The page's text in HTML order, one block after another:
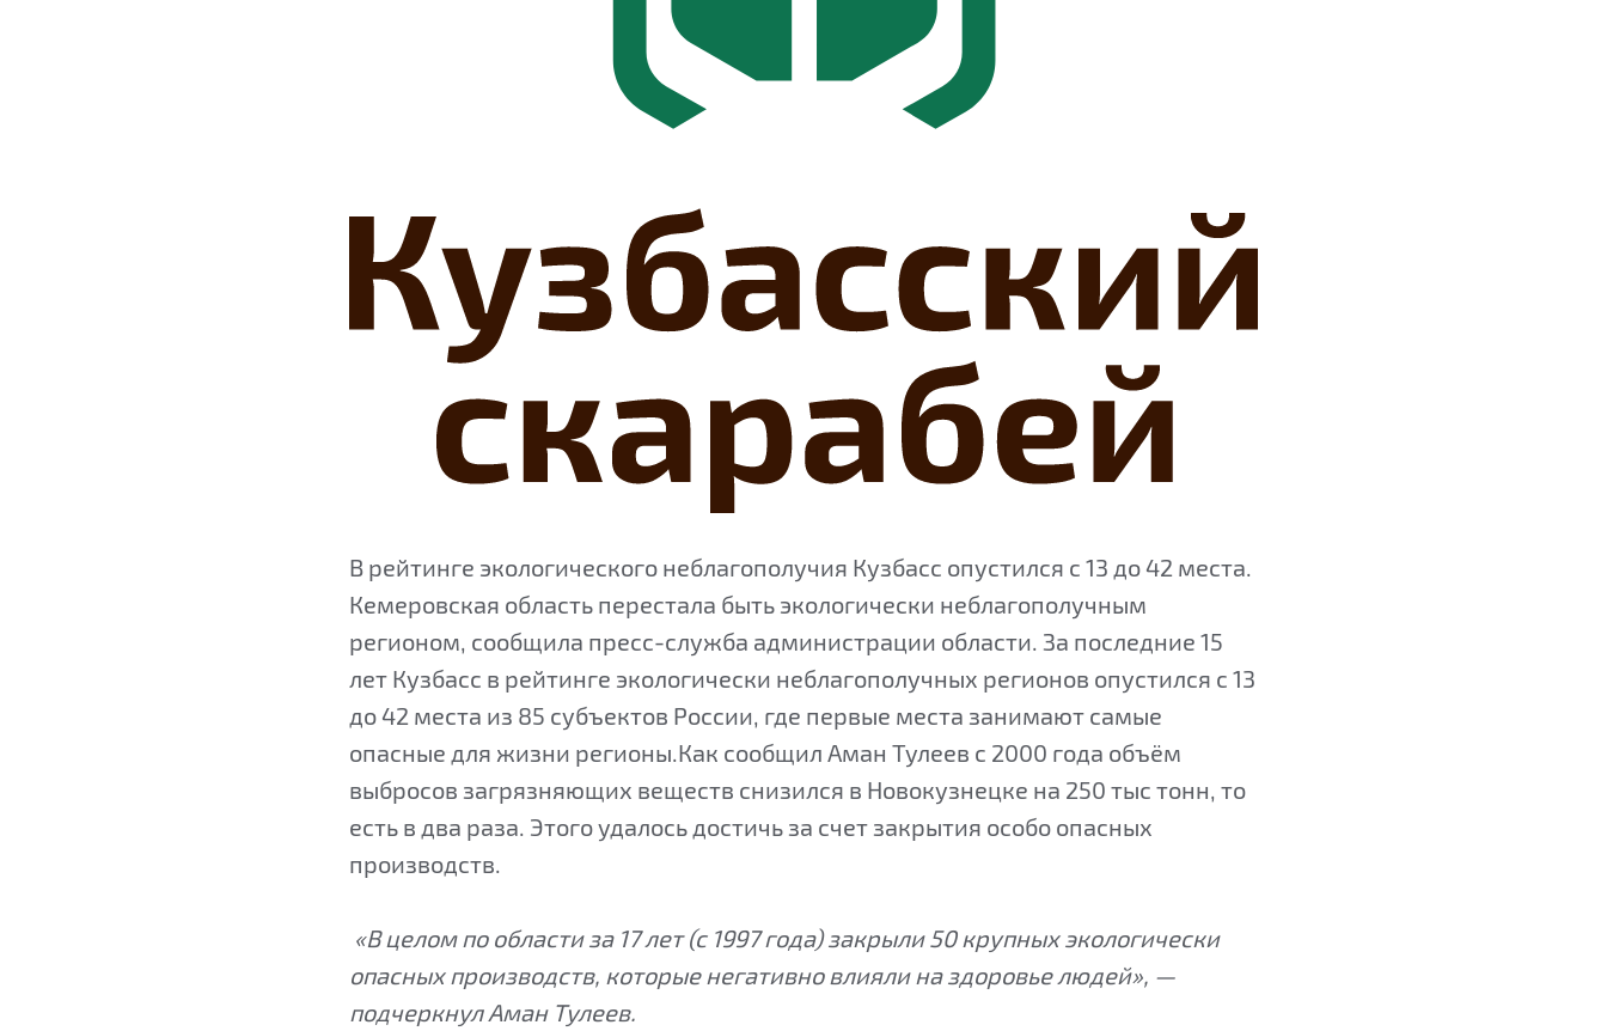
В рейтинге экологического неблагополучия Кузбасс опустился с 13 до 42 места.
Кемеровская область перестала быть экологически неблагополучным
регионом, сообщила пресс-служба администрации области. За последние 15
лет Кузбасс в рейтинге экологически неблагополучных регионов опустился с 13
до 42 места из 85 субъектов России, где первые места занимают самые
опасные для жизни регионы.Как сообщил Аман Тулеев с 2000 года объём
выбросов загрязняющих веществ снизился в Новокузнецке на 250 тыс тонн, то
есть в два раза. Этого удалось достичь за счет закрытия особо опасных
производств.
«В целом по области за 17 лет (с 1997 года) закрыли 50 крупных экологически
опасных производств, которые негативно влияли на здоровье людей», —
подчеркнул Аман Тулеев.